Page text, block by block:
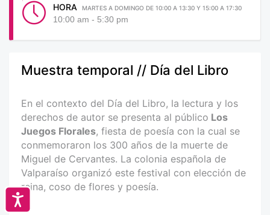
HORA MARTES A DOMINGO DE 10:00 A 13:30 Y 15:00 A 17:30
10:00 am - 5:30 pm
Muestra temporal // Día del Libro
En el contexto del Día del Libro, la lectura y los
derechos de autor se presenta al público Los
Juegos Florales, fiesta de poesía con la cual se
conmemoraron los 300 años de la muerte de
Miguel de Cervantes. La colonia española de
Valparaíso organizó este festival con elección de
reina, coso de flores y poesía.